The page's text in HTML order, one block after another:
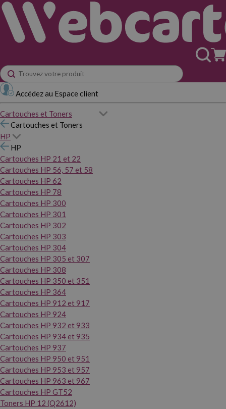
Accédez au Espace client
Cartouches et Toners
Cartouches et Toners
HP
HP
Cartouches HP 21 et 22
Cartouches HP 56, 57 et 58
Cartouches HP 62
Cartouches HP 78
Cartouches HP 300
Cartouches HP 301
Cartouches HP 302
Cartouches HP 303
Cartouches HP 304
Cartouches HP 305 et 307
Cartouches HP 308
Cartouches HP 350 et 351
Cartouches HP 364
Cartouches HP 912 et 917
Cartouches HP 924
Cartouches HP 932 et 933
Cartouches HP 934 et 935
Cartouches HP 937
Cartouches HP 950 et 951
Cartouches HP 953 et 957
Cartouches HP 963 et 967
Cartouches HP GT52
Toners HP 12 (Q2612)